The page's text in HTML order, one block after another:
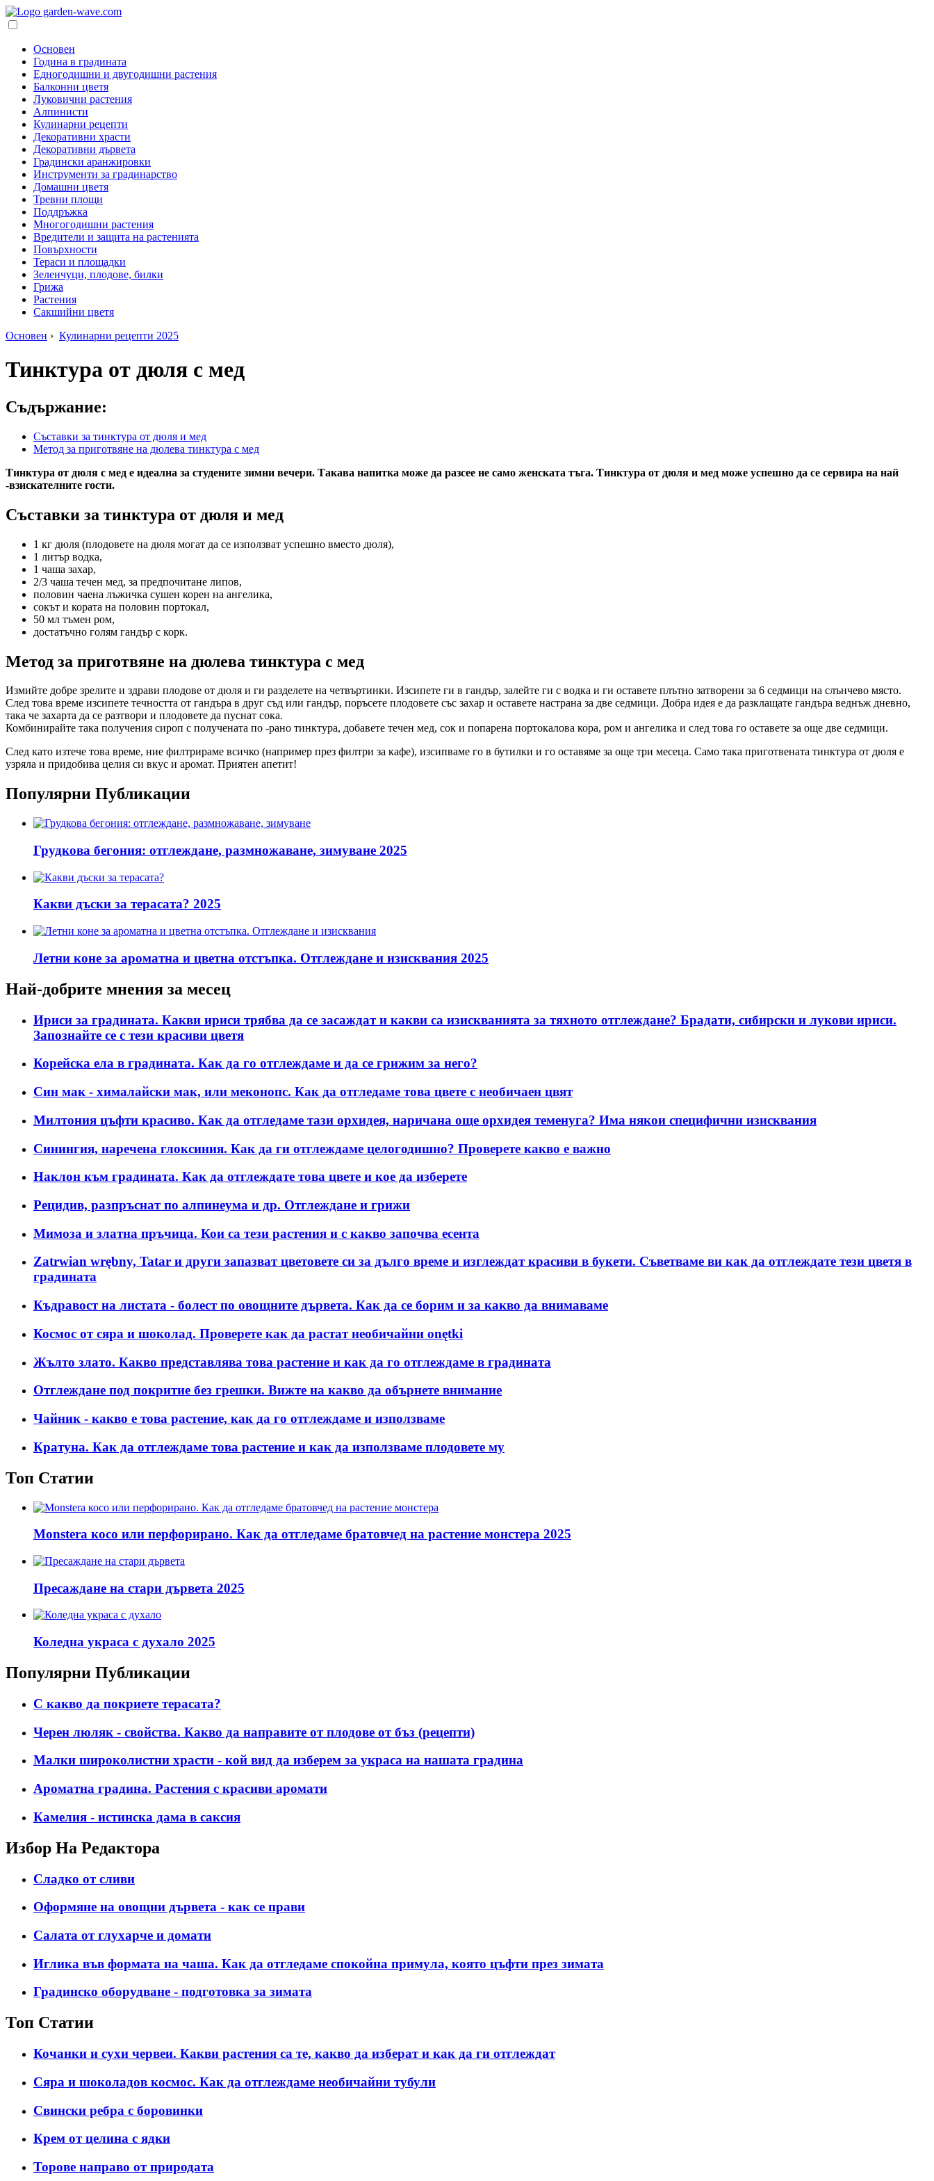
Основен
Година в градината
Едногодишни и двугодишни растения
Балконни цветя
Луковични растения
Алпинисти
Кулинарни рецепти
Декоративни храсти
Декоративни дървета
Градински аранжировки
Инструменти за градинарство
Домашни цветя
Тревни площи
Поддръжка
Многогодишни растения
Вредители и защита на растенията
Повърхности
Тераси и площадки
Зеленчуци, плодове, билки
Грижа
Растения
Сакшийни цветя
Основен › Кулинарни рецепти 2025
Тинктура от дюля с мед
Съдържание:
Съставки за тинктура от дюля и мед
Метод за приготвяне на дюлева тинктура с мед
Тинктура от дюля с мед е идеална за студените зимни вечери. Такава напитка може да разсее не само женската тъга. Тинктура от дюля и мед може успешно да се сервира на най
-взискателните гости.
Съставки за тинктура от дюля и мед
1 кг дюля (плодовете на дюля могат да се използват успешно вместо дюля),
1 литър водка,
1 чаша захар,
2/3 чаша течен мед, за предпочитане липов,
половин чаена лъжичка сушен корен на ангелика,
сокът и кората на половин портокал,
50 мл тъмен ром,
достатъчно голям гандър с корк.
Метод за приготвяне на дюлева тинктура с мед
Измийте добре зрелите и здрави плодове от дюля и ги разделете на четвъртинки. Изсипете ги в гандър, залейте ги с водка и ги оставете плътно затворени за 6 седмици на слънчево място.
След това време изсипете течността от гандъра в друг съд или гандър, поръсете плодовете със захар и оставете настрана за две седмици. Добра идея е да разклащате гандъра веднъж дневно,
така че захарта да се разтвори и плодовете да пуснат сока.
Комбинирайте така получения сироп с получената по -рано тинктура, добавете течен мед, сок и попарена портокалова кора, ром и ангелика и след това го оставете за още две седмици.
След като изтече това време, ние филтрираме всичко (например през филтри за кафе), изсипваме го в бутилки и го оставяме за още три месеца. Само така приготвената тинктура от дюля е
узряла и придобива целия си вкус и аромат. Приятен апетит!
Популярни Публикации
Грудкова бегония: отглеждане, размножаване, зимуване 2025
Какви дъски за терасата? 2025
Летни коне за ароматна и цветна отстъпка. Отглеждане и изисквания 2025
Най-добрите мнения за месец
Ириси за градината. Какви ириси трябва да се засаждат и какви са изискванията за тяхното отглеждане? Брадати, сибирски и лукови ириси.
Запознайте се с тези красиви цветя
Корейска ела в градината. Как да го отглеждаме и да се грижим за него?
Син мак - хималайски мак, или меконопс. Как да отгледаме това цвете с необичаен цвят
Милтония цъфти красиво. Как да отгледаме тази орхидея, наричана още орхидея теменуга? Има някои специфични изисквания
Синингия, наречена глоксиния. Как да ги отглеждаме целогодишно? Проверете какво е важно
Наклон към градината. Как да отглеждате това цвете и кое да изберете
Рецидив, разпръснат по алпинеума и др. Отглеждане и грижи
Мимоза и златна пръчица. Кои са тези растения и с какво започва есента
Zatrwian wrębny, Tatar и други запазват цветовете си за дълго време и изглеждат красиви в букети. Съветваме ви как да отглеждате тези цветя в
градината
Къдравост на листата - болест по овощните дървета. Как да се борим и за какво да внимаваме
Космос от сяра и шоколад. Проверете как да растат необичайни onętki
Жълто злато. Какво представлява това растение и как да го отглеждаме в градината
Отглеждане под покритие без грешки. Вижте на какво да обърнете внимание
Чайник - какво е това растение, как да го отглеждаме и използваме
Кратуна. Как да отглеждаме това растение и как да използваме плодовете му
Топ Статии
Monstera косо или перфорирано. Как да отгледаме братовчед на растение монстера 2025
Пресаждане на стари дървета 2025
Коледна украса с духало 2025
Популярни Публикации
С какво да покриете терасата?
Черен люляк - свойства. Какво да направите от плодове от бъз (рецепти)
Малки широколистни храсти - кой вид да изберем за украса на нашата градина
Ароматна градина. Растения с красиви аромати
Камелия - истинска дама в саксия
Избор На Редактора
Сладко от сливи
Оформяне на овощни дървета - как се прави
Салата от глухарче и домати
Иглика във формата на чаша. Как да отгледаме спокойна примула, която цъфти през зимата
Градинско оборудване - подготовка за зимата
Топ Статии
Кочанки и сухи червеи. Какви растения са те, какво да изберат и как да ги отглеждат
Сяра и шоколадов космос. Как да отглеждаме необичайни тубули
Свински ребра с боровинки
Крем от целина с ядки
Торове направо от природата